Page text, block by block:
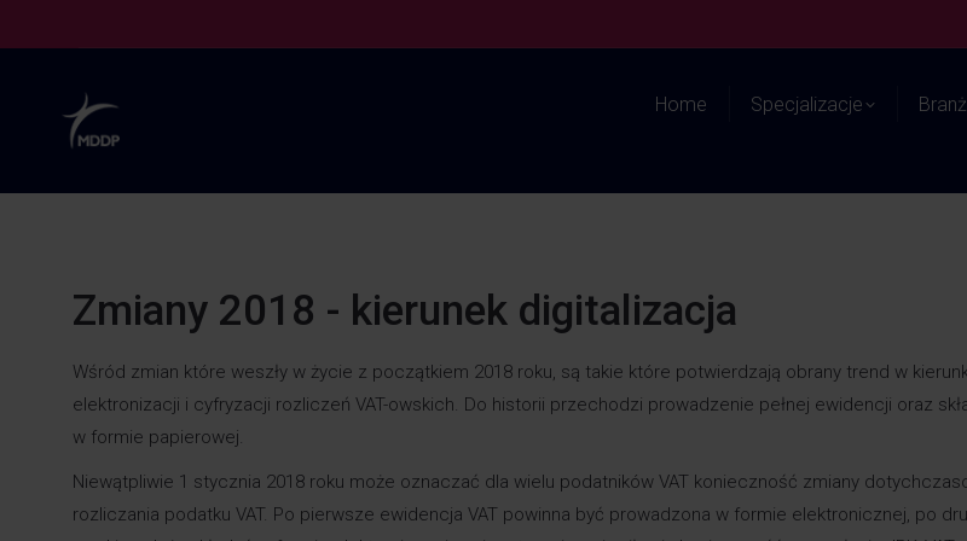
Home Specjalizacje
Zmiany 2018 - kierunek digitalizacja
Wśród zmian które weszły w życie z początkiem 2018 roku, są takie które potwierdzają obrany trend w
elektronizacji i cyfryzacji rozliczeń VAT-owskich. Do historii przechodzi prowadzenie pełnej ewidencji oraz
w formie papierowej.
Niewątpliwie 1 stycznia 2018 roku może oznaczać dla wielu podatników VAT konieczność zmiany
rozliczania podatku VAT. Po pierwsze ewidencja VAT powinna być prowadzona w formie elektronicznej, po